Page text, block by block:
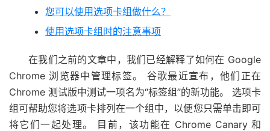
您可以使用选项卡组做什么？
使用选项卡组时的注意事项
在我们之前的文章中，我们已经解释了如何在 Google
Chrome 浏览器中管理标签。 谷歌最近宣布，他们正在
Chrome 测试版中测试一项名为“标签组”的新功能。 选项卡
组可帮助您将选项卡排列在一个组中，以便您只需单击即可
将它们一起处理。 目前，该功能在 Chrome Canary 和